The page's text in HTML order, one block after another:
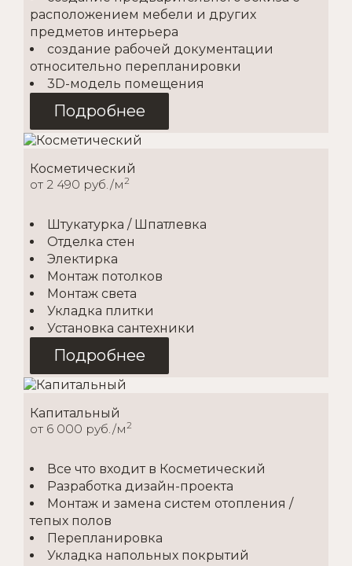
расположением мебели и других
предметов интерьера
создание рабочей документации
относительно перепланировки
3D-модель помещения
Подробнее
Косметический
от 2 490 руб./м2
Штукатурка / Шпатлевка
Отделка стен
Электирка
Монтаж потолков
Монтаж света
Укладка плитки
Установка сантехники
Подробнее
Капитальный
от 6 000 руб./м2
Все что входит в Косметический
Разработка дизайн-проекта
Монтаж и замена систем отопления /
тепых полов
Перепланировка
Укладка напольных покрытий